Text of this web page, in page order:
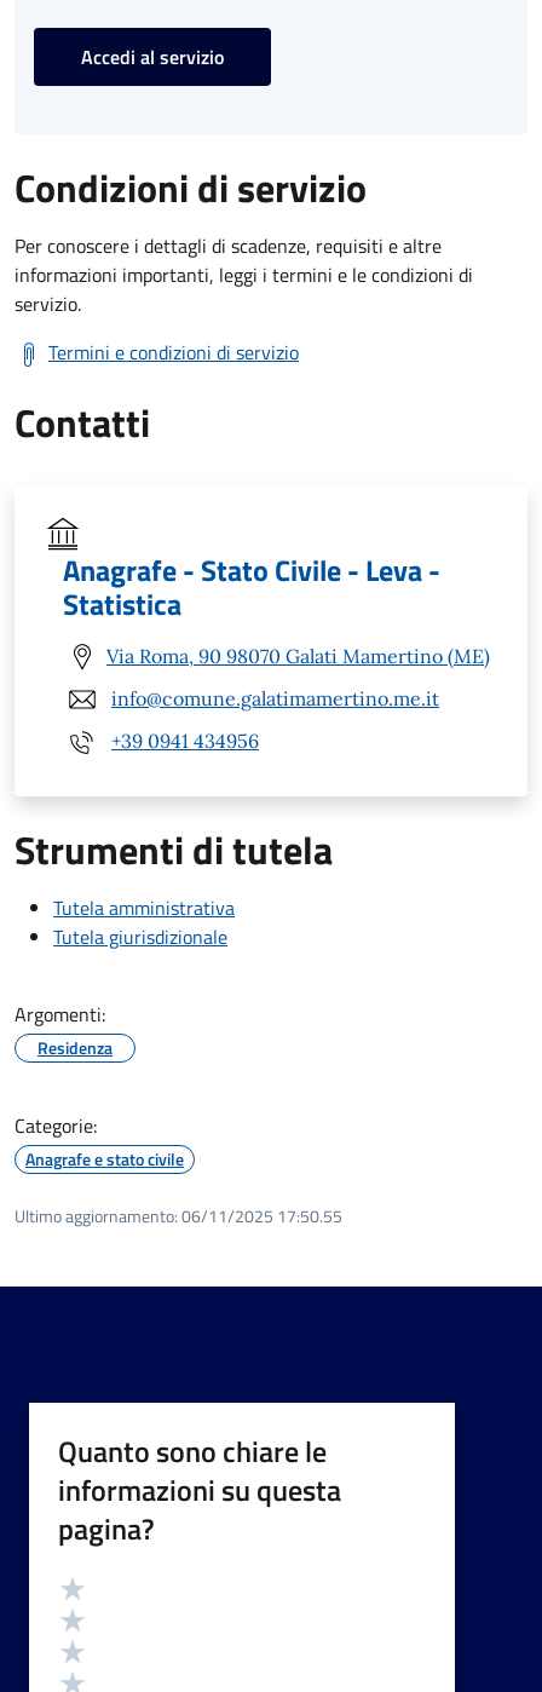
Accedi al servizio
Condizioni di servizio
Per conoscere i dettagli di scadenze, requisiti e altre
informazioni importanti, leggi i termini e le condizioni di
servizio.
Termini e condizioni di servizio
Contatti
Anagrafe - Stato Civile - Leva -
Statistica
Via Roma, 90 98070 Galati Mamertino (ME)
info@comune.galatimamertino.me.it
+39 0941 434956
Strumenti di tutela
Tutela amministrativa
Tutela giurisdizionale
Argomenti:
Residenza
Categorie:
Anagrafe e stato civile
Ultimo aggiornamento:06/11/2025 17:50.55
Quanto sono chiare le
informazioni su questa
pagina?
Valutazione